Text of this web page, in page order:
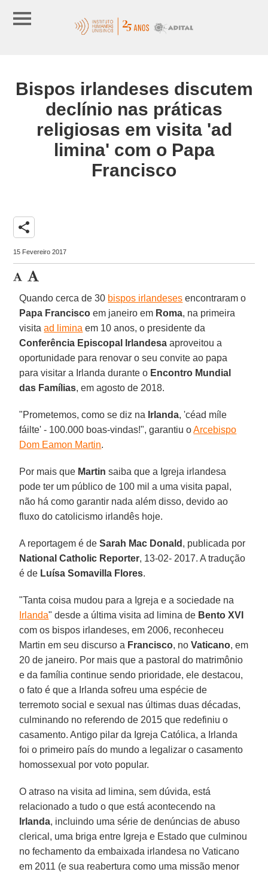
Bispos irlandeses discutem
declínio nas práticas
religiosas em visita 'ad
limina' com o Papa
Francisco
share
15 Fevereiro 2017
Quando cerca de 30 bispos irlandeses encontraram o
Papa Francisco em janeiro em Roma, na primeira
visitaad limina em 10 anos, o presidente da
Conferência Episcopal Irlandesa aproveitou a
oportunidade para renovar o seu convite ao papa
para visitar a Irlanda durante o Encontro Mundial
das Famílias, em agosto de 2018.
"Prometemos, como se diz na Irlanda, 'céad míle
fáilte' - 100.000 boas-vindas!", garantiu oArcebispo
Dom Eamon Martin.
Por mais que Martin saiba que a Igreja irlandesa
pode ter um público de 100 mil a uma visita papal,
não há como garantir nada além disso, devido ao
fluxo do catolicismo irlandês hoje.
A reportagem é deSarah Mac Donald , publicada por
National Catholic Reporter, 13-02- 2017. A tradução
é de Luísa Somavilla Flores.
"Tanta coisa mudou para a Igreja e a sociedade na
Irlanda" desde a última visita ad limina de Bento XVI
com os bispos irlandeses, em 2006, reconheceu
Martin em seu discurso a Francisco, noVaticano, em
20 de janeiro. Por mais que a pastoral do matrimônio
e da família continue sendo prioridade, ele destacou,
o fato é que a Irlanda sofreu uma espécie de
terremoto social e sexual nas últimas duas décadas,
culminando no referendo de 2015 que redefiniu o
casamento. Antigo pilar da Igreja Católica, a Irlanda
foi o primeiro país do mundo a legalizar o casamento
homossexual por voto popular.
O atraso na visita ad limina, sem dúvida, está
relacionado a tudo o que está acontecendo na
Irlanda, incluindo uma série de denúncias de abuso
clerical, uma briga entre Igreja e Estado que culminou
no fechamento da embaixada irlandesa no Vaticano
em 2011 (e sua reabertura como uma missão menor